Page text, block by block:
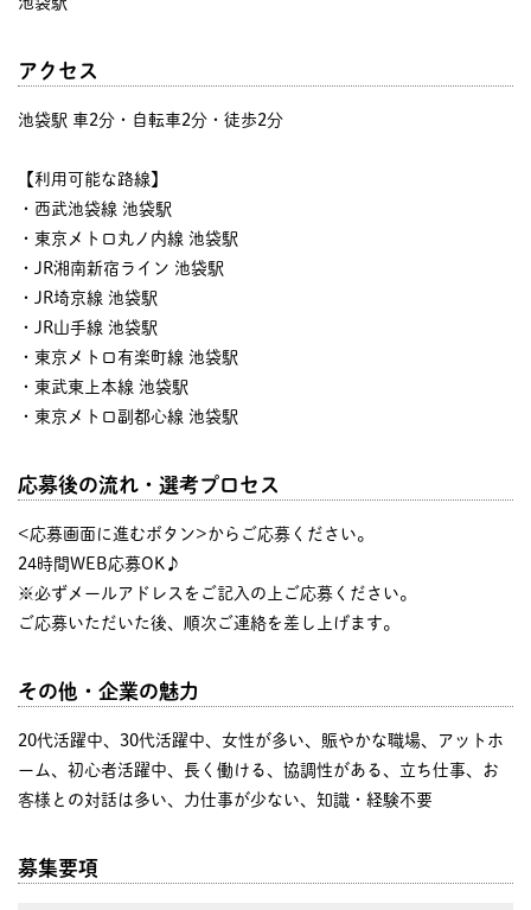
アクセス
池袋駅 車2分・自転車2分・徒歩2分
【利用可能な路線】
・西武池袋線 池袋駅
・東京メトロ丸ノ内線 池袋駅
・JR湘南新宿ライン 池袋駅
・JR埼京線 池袋駅
・JR山手線 池袋駅
・東京メトロ有楽町線 池袋駅
・東武東上本線 池袋駅
・東京メトロ副都心線 池袋駅
応募後の流れ・選考プロセス
<応募画面に進むボタン>からご応募ください。
24時間WEB応募OK♪
※必ずメールアドレスをご記入の上ご応募ください。
ご応募いただいた後、順次ご連絡を差し上げます。
その他・企業の魅力
20代活躍中、30代活躍中、女性が多い、賑やかな職場、アットホ
ーム、初心者活躍中、長く働ける、協調性がある、立ち仕事、お
客様との対話は多い、力仕事が少ない、知識・経験不要
募集要項